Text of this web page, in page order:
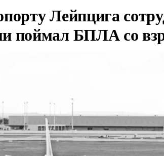
Лейпцига
поймал БПЛА со